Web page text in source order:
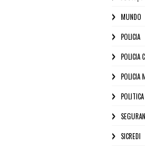
MUNDO
POLICIA
POLICIA
POLICIA
POLITICA
SICREDI